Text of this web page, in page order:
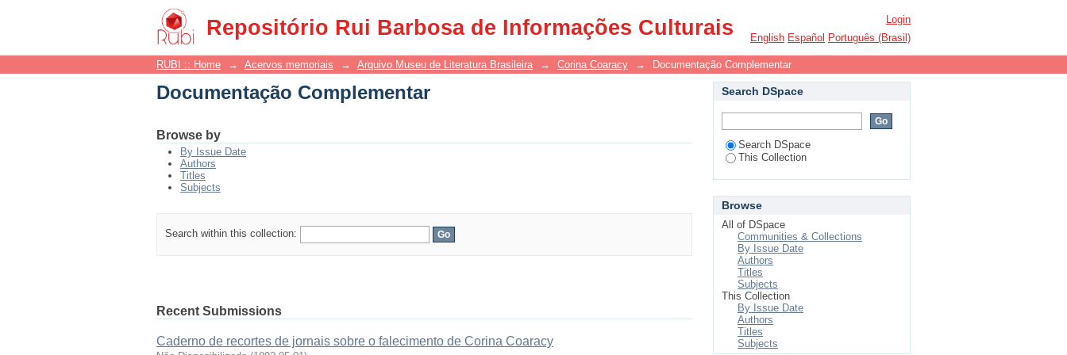
Repositório Rui Barbosa de Informações Culturais
Documentação Complementar
Login
English Español Português (Brasil)
RUBI :: Home → Acervos memoriais → Arquivo Museu de Literatura Brasileira → Corina Coaracy → Documentação Complementar
Documentação Complementar
Browse by
By Issue Date
Authors
Titles
Subjects
Search within this collection:
Recent Submissions
Caderno de recortes de jornais sobre o falecimento de Corina Coaracy
Search DSpace
Search DSpace
This Collection
Browse
All of DSpace
Communities & Collections
By Issue Date
Authors
Titles
Subjects
This Collection
By Issue Date
Authors
Titles
Subjects